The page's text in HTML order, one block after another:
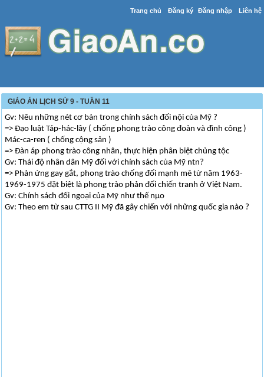
Trang chủ Đăng ký Đăng nhập Liên hệ
GIÁO ÁN LỊCH SỬ 9 - TUẦN 11
Gv: Nêu những nét cơ bản trong chính sách đối nội của Mỹ ?
=> Đạo luật Táp-hác-lây ( chống phong trào công đoàn và đình công )
Mác-ca-ren ( chống cộng sản )
=> Đàn áp phong trào công nhân, thực hiện phân biệt chủng tộc
Gv: Thái độ nhân dân Mỹ đối với chính sách của Mỹ ntn?
=> Phản ứng gay gắt, phong trào chống đối mạnh mẽ từ năm 1963-
1969-1975 đặt biệt là phong trào phản đối chiến tranh ở Việt Nam.
Gv: Chính sách đối ngoại của Mỹ như thế nµo
Gv: Theo em từ sau CTTG II Mỹ đã gây chiến với những quốc gia nào ?